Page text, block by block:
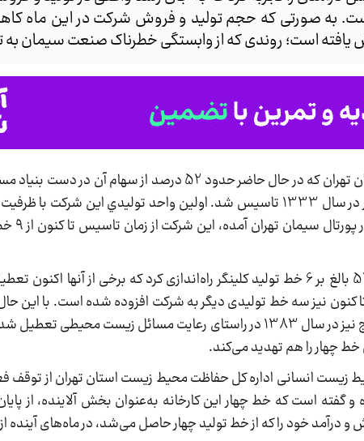
به صورتی که حجم تولید و فروش شرکت در این ماه کاهش
یافته است؛ روندی که از وابستگی خطرناک صنعت سیمان به
، شرکت سیمان تهران که در حال حاضر حدود 52 درصد از
سیمان تهران از دهه 30 تا سال 57 بالغ بر 6 خط تولید کلینگر راه‌اندازی کرد که
سفید هستند. از سال 64 تا کنون نیز سه خط تولیدی دیگر به شرکت افزوده شده
کنون از رده خارج شده‌اند و خط پنج نیز در سال 1383 در راستای رعایت
چهار را هم تهدید می‌کند.
زیست انسانی اداره کل حفاظت محیط‌ زیست استان تهران از توقف
و گفته است که خط چهار این کارخانه به‌عنوان بخش آلاینده، از
و درآمد خود را که از خط تولید چهار حاصل می‌شد، در ماه‌های